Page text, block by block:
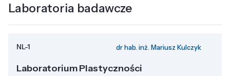
Laboratoria badawcze
NL-1 dr hab. inż. Mariusz Kulczyk
Laboratorium Plastyczności